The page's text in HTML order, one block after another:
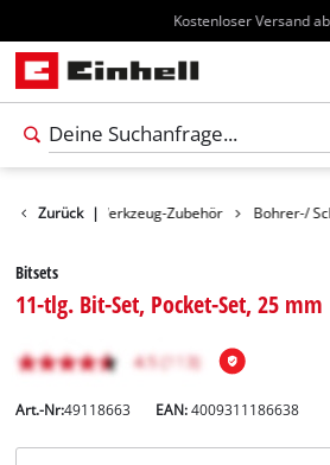
Kostenloser Versand
Zurück |
Zubehör Werkzeug-Zubehör Bohrer-/
Bitsets
11-tlg. Bit-Set, Pocket-Set, 25 mm
Art.-Nr:49118663 EAN:4009311186638